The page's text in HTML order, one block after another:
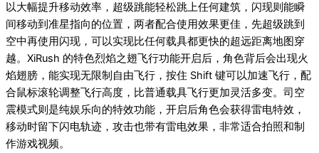
以大幅提升移动效率，超级跳能轻松跳上任何建筑，闪现则能瞬
间移动到准星指向的位置，两者配合使用效果更佳，先超级跳到
空中再使用闪现，可以实现比任何载具都更快的超远距离地图穿
越。XiRush 的特色烈焰之翅飞行功能开启后，角色背后会出现火
焰翅膀，能实现无限制自由飞行，按住 Shift 键可以加速飞行，配
合鼠标滚轮调整飞行高度，比普通载具飞行更加灵活多变。司空
震模式则是纯娱乐向的特效功能，开启后角色会获得雷电特效，
移动时留下闪电轨迹，攻击也带有雷电效果，非常适合拍照和制
作游戏视频。